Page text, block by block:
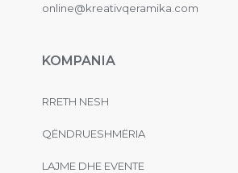
online@kreativqeramika.com
KOMPANIA
RRETH NESH
QËNDRUESHMËRIA
LAJME DHE EVENTE